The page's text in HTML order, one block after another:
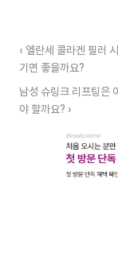
‹ 엘란세 콜라겐 필러
기면 좋을까요?
남성 슈링크 리프팅은
야 할까요? ›